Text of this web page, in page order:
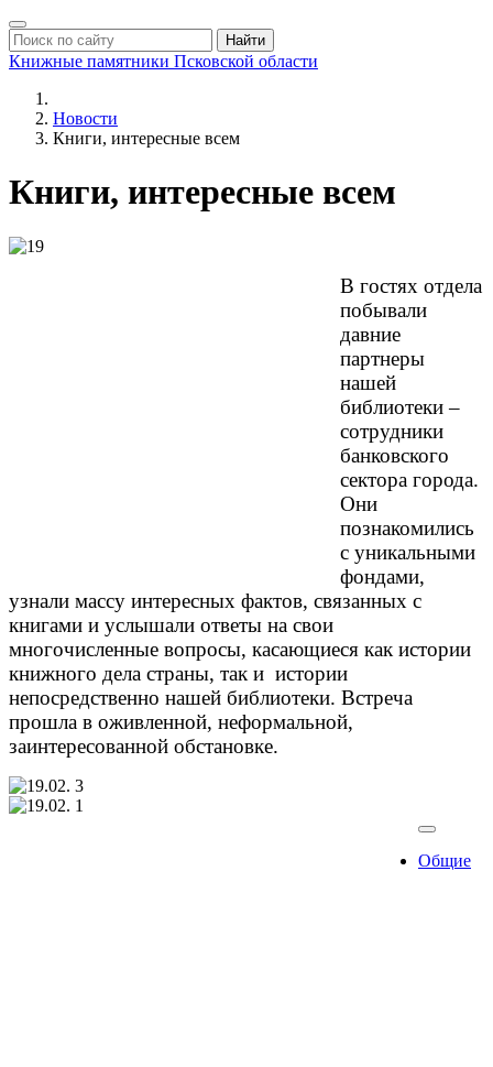
Найти
Книжные памятники Псковской области
Новости
Книги, интересные всем
Книги, интересные всем
В гостях отдела
побывали
давние
партнеры
нашей
библиотеки –
сотрудники
банковского
сектора города.
Они
познакомились
с уникальными
фондами,
узнали массу интересных фактов, связанных с
книгами и услышали ответы на свои
многочисленные вопросы, касающиеся как истории
книжного дела страны, так и истории
непосредственно нашей библиотеки. Встреча
прошла в оживленной, неформальной,
заинтересованной обстановке.
Общие